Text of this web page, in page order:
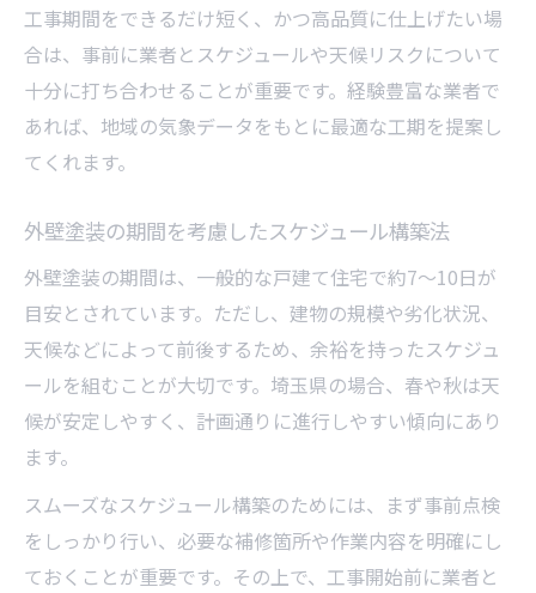
工事期間をできるだけ短く、かつ高品質に仕上げたい場
合は、事前に業者とスケジュールや天候リスクについて
十分に打ち合わせることが重要です。経験豊富な業者で
あれば、地域の気象データをもとに最適な工期を提案し
てくれます。
外壁塗装の期間を考慮したスケジュール構築法
外壁塗装の期間は、一般的な戸建て住宅で約7～10日が
目安とされています。ただし、建物の規模や劣化状況、
天候などによって前後するため、余裕を持ったスケジュ
ールを組むことが大切です。埼玉県の場合、春や秋は天
候が安定しやすく、計画通りに進行しやすい傾向にあり
ます。
スムーズなスケジュール構築のためには、まず事前点検
をしっかり行い、必要な補修箇所や作業内容を明確にし
ておくことが重要です。その上で、工事開始前に業者と